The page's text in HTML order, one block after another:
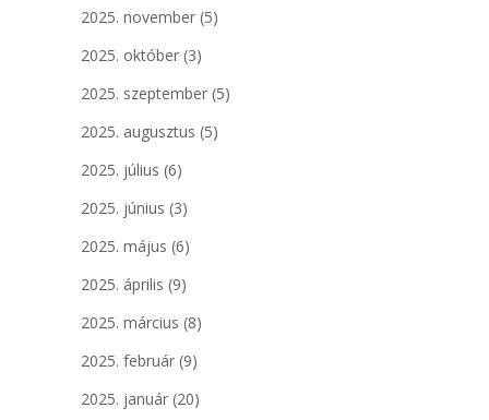
2025. november (5)
2025. október (3)
2025. szeptember (5)
2025. augusztus (5)
2025. július (6)
2025. június (3)
2025. május (6)
2025. április (9)
2025. március (8)
2025. február (9)
2025. január (20)